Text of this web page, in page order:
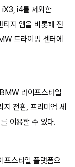
i4를 제외한
지 앱을 비롯해 전
드라이빙 센터에
라이프스타일
지 전환, 프리미엄 세
이용할 수 있다.
프스타일 플랫폼으